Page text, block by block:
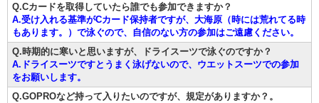
Q.Cカードを取得していたら誰でも参加できますか？
A.受け入れる基準がCカード保持者ですが、大海原（時には荒れてる時
もあります。）で泳ぐので、自信のない方の参加はご遠慮ください。
Q.時期的に寒いと思いますが、ドライスーツで泳ぐのですか？
A.ドライスーツですとうまく泳げないので、ウエットスーツでの参加
をお願いします。
Q.GOPROなど持って入りたいのですが、規定がありますか？。